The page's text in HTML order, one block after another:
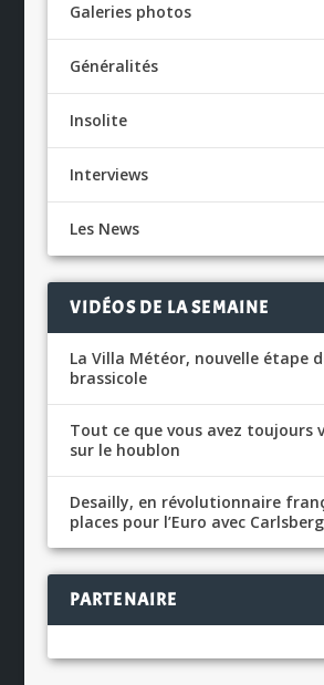
Galeries photos
Généralités
Insolite
Interviews
Les News
VIDÉOS DE LA SEMAINE
La Villa Météor, nouvelle étape
brassicole
Tout ce que vous avez toujours
sur le houblon
Desailly, en révolutionnaire
places pour l’Euro avec Carlsberg
PARTENAIRE